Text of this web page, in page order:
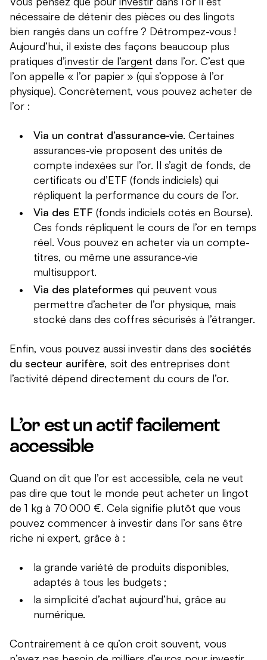
nécessaire de détenir des pièces ou des lingots
bien rangés dans un coffre ? Détrompez-vous !
Aujourd’hui, il existe des façons beaucoup plus
pratiques d’investir de l’argent dans l’or. C’est que
l’on appelle « l’or papier » (qui s’oppose à l’or
physique). Concrètement, vous pouvez acheter de
l’or :
Via un contrat d’assurance-vie. Certaines
assurances-vie proposent des unités de
compte indexées sur l’or. Il s’agit de fonds, de
certificats ou d’ETF (fonds indiciels) qui
répliquent la performance du cours de l’or.
Via des ETF (fonds indiciels cotés en Bourse).
Ces fonds répliquent le cours de l’or en temps
réel. Vous pouvez en acheter via un compte-
titres, ou même une assurance-vie
multisupport.
Via des plateformes qui peuvent vous
permettre d’acheter de l’or physique, mais
stocké dans des coffres sécurisés à l’étranger.
Enfin, vous pouvez aussi investir dans des sociétés
du secteur aurifère, soit des entreprises dont
l’activité dépend directement du cours de l’or.
L’or est un actif facilement
accessible
Quand on dit que l’or est accessible, cela ne veut
pas dire que tout le monde peut acheter un lingot
de 1 kg à 70 000 €. Cela signifie plutôt que vous
pouvez commencer à investir dans l’or sans être
riche ni expert, grâce à :
la grande variété de produits disponibles,
adaptés à tous les budgets ;
la simplicité d’achat aujourd’hui, grâce au
numérique.
Contrairement à ce qu’on croit souvent, vous